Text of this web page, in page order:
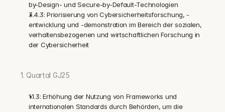
by-Design- und Secure-by-Default-Technologien
3.4.3: Priorisierung von Cybersicherheitsforschung, -
entwicklung und -demonstration im Bereich der sozialen,
verhaltensbezogenen und wirtschaftlichen Forschung in
der Cybersicherheit
1. Quartal GJ25
1.1.3: Erhöhung der Nutzung von Frameworks und
internationalen Standards durch Behörden, um die